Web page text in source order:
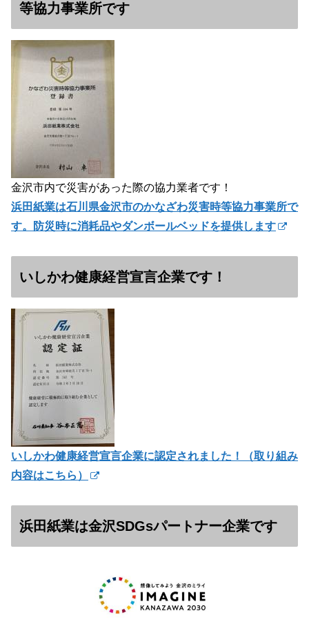
等協力事業所です
金沢市内で災害があった際の協力業者です！
浜田紙業は石川県金沢市のかなざわ災害時等協力事業所で
す。防災時に消耗品やダンボールベッドを提供します
いしかわ健康経営宣言企業です！
いしかわ健康経営宣言企業に認定されました！（取り組み
内容はこちら）
浜田紙業は金沢SDGsパートナー企業です